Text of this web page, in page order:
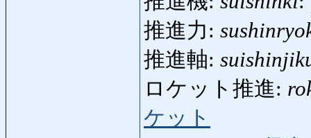
推進力:
推進軸:
ロケット推進:
ケット